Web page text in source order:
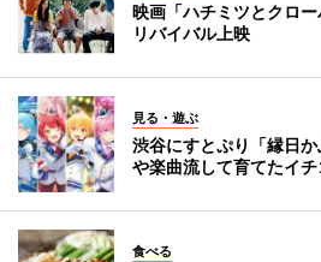
映画「ハチミツとクロ
リバイバル上映
見る・遊ぶ
渋谷にすとぷり「縁日
や楽曲流して育てたイチ
食べる